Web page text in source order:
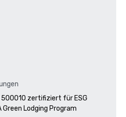
500010 zertifiziert für ESG
Lodging Program